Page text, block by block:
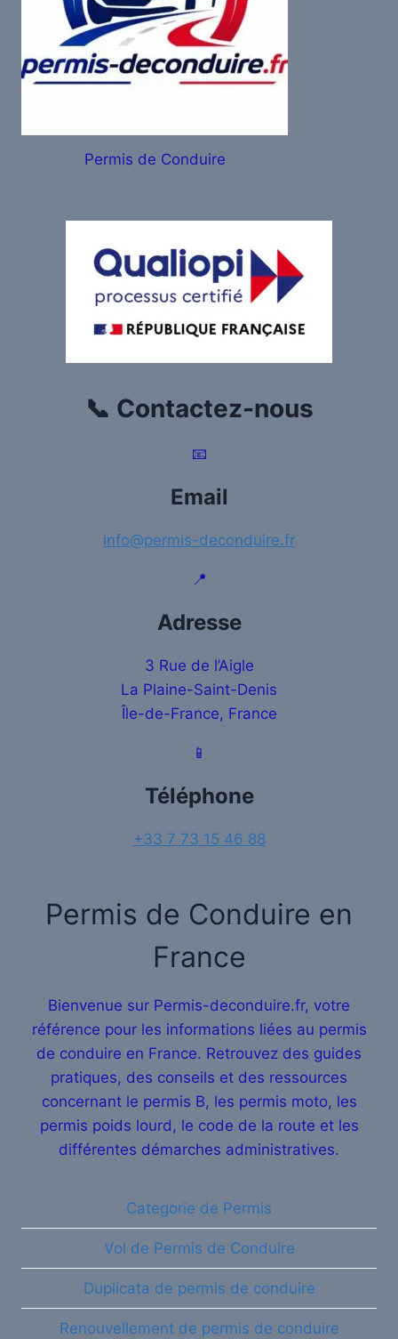
Permis de Conduire
📞 Contactez-nous
📧
Email
info@permis-deconduire.fr
📍
Adresse
3 Rue de l’Aigle
La Plaine-Saint-Denis
Île-de-France, France
📱
Téléphone
+33 7 73 15 46 88
Permis de Conduire en
France
Bienvenue sur Permis-deconduire.fr, votre
référence pour les informations liées au permis
de conduire en France. Retrouvez des guides
pratiques, des conseils et des ressources
concernant le permis B, les permis moto, les
permis poids lourd, le code de la route et les
différentes démarches administratives.
Categorie de Permis
Vol de Permis de Conduire
Duplicata de permis de conduire
Renouvellement de permis de conduire